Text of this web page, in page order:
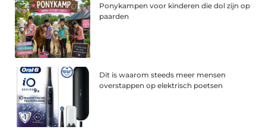
Ponykampen voor kinderen die dol zijn op
paarden
Dit is waarom steeds meer mensen
overstappen op elektrisch poetsen